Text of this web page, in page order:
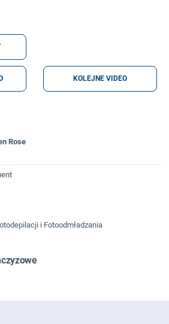
KOLEJNE VIDEO
Rose
i Fotoodmładzania